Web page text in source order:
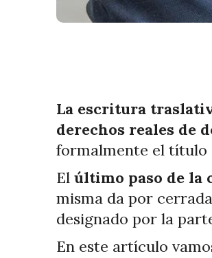
La escritura
derechos reales de
formalmente el título
El último paso de la
misma da por
designado por la
En este artículo